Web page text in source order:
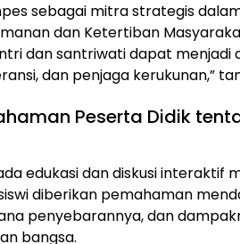
sebagai mitra strategis
dan Ketertiban
dan santriwati dapat menjadi
dan penjaga kerukunan,”
Peserta Didik
edukasi dan diskusi interaktif
diberikan pemahaman
penyebarannya, dan
bangsa.